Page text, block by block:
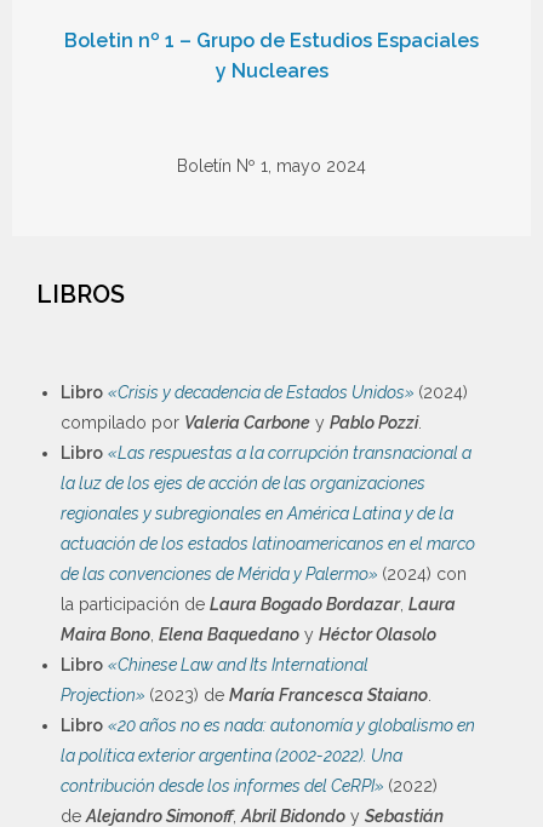
Boletin nº 1 – Grupo de Estudios Espaciales
y Nucleares
Boletín Nº 1, mayo 2024
LIBROS
Libro «Crisis y decadencia de Estados Unidos» (2024)
compilado por Valeria Carbone y Pablo Pozzi.
Libro «Las respuestas a la corrupción transnacional a
la luz de los ejes de acción de las organizaciones
regionales y subregionales en América Latina y de la
actuación de los estados latinoamericanos en el marco
de las convenciones de Mérida y Palermo» (2024) con
la participación de Laura Bogado Bordazar, Laura
Maira Bono Elena Baquedano y Héctor Olasolo
Libro «Chinese Law and Its International
Projection» (2023) de María Francesca Staiano
Libro «20 años no es nada: autonomía y globalismo en
la política exterior argentina (2002-2022). Una
contribución desde los informes del CeRPI» (2022)
de Alejandro Simonoff, Abril Bidondo y Sebastián